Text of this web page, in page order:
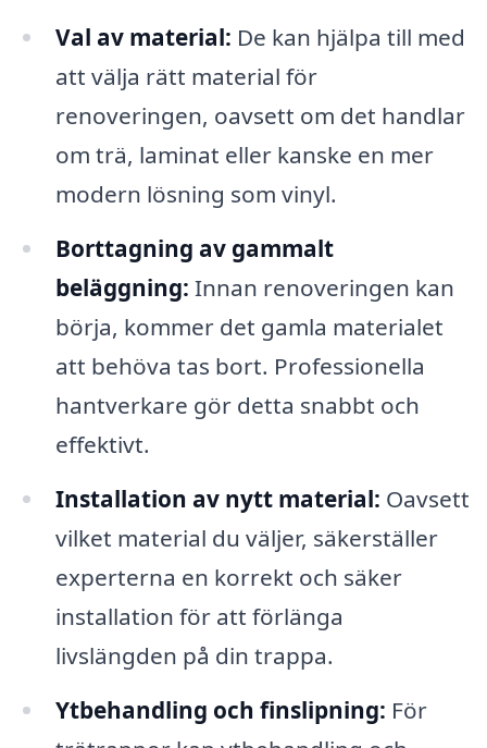
Val av material: De kan hjälpa till med
att välja rätt material för
renoveringen, oavsett om det handlar
om trä, laminat eller kanske en mer
modern lösning som vinyl.
Borttagning av gammalt
beläggning: Innan renoveringen kan
börja, kommer det gamla materialet
att behöva tas bort. Professionella
hantverkare gör detta snabbt och
effektivt.
Installation av nytt material: Oavsett
vilket material du väljer, säkerställer
experterna en korrekt och säker
installation för att förlänga
livslängden på din trappa.
Ytbehandling och finslipning: För